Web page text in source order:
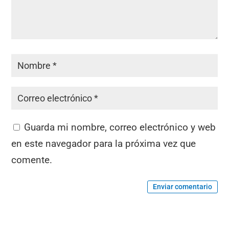
Guarda mi nombre, correo electrónico y web
en este navegador para la próxima vez que
comente.
Enviar comentario